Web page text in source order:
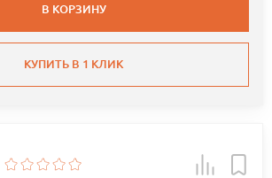
В КОРЗИНУ
КУПИТЬ В 1 КЛИК